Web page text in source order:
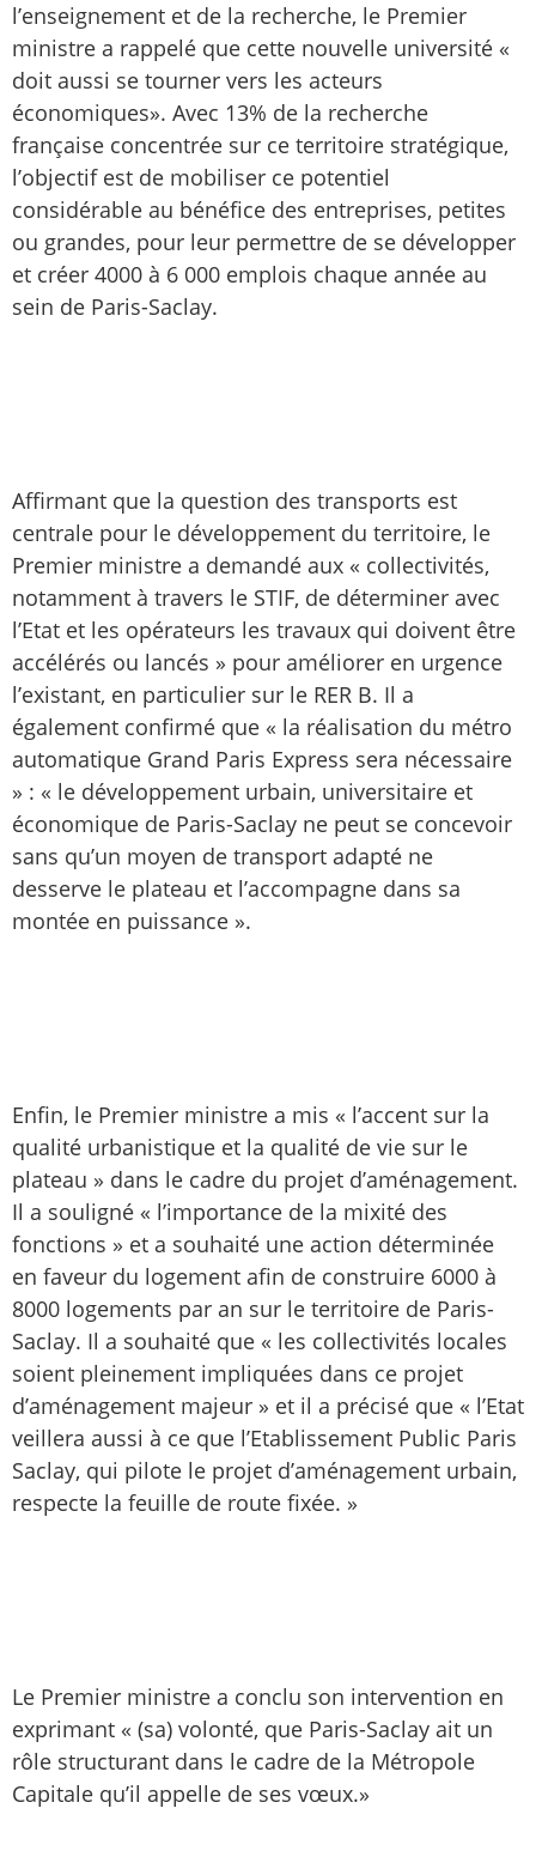
l’enseignement et de la recherche, le Premier
ministre a rappelé que cette nouvelle université «
doit aussi se tourner vers les acteurs
économiques». Avec 13% de la recherche
française concentrée sur ce territoire stratégique,
l’objectif est de mobiliser ce potentiel
considérable au bénéfice des entreprises, petites
ou grandes, pour leur permettre de se développer
et créer 4000 à 6 000 emplois chaque année au
sein de Paris-Saclay.
Affirmant que la question des transports est
centrale pour le développement du territoire, le
Premier ministre a demandé aux « collectivités,
notamment à travers le STIF, de déterminer avec
l’Etat et les opérateurs les travaux qui doivent être
accélérés ou lancés » pour améliorer en urgence
l’existant, en particulier sur le RER B. Il a
également confirmé que « la réalisation du métro
automatique Grand Paris Express sera nécessaire
» : « le développement urbain, universitaire et
économique de Paris-Saclay ne peut se concevoir
sans qu’un moyen de transport adapté ne
desserve le plateau et l’accompagne dans sa
montée en puissance ».
Enfin, le Premier ministre a mis « l’accent sur la
qualité urbanistique et la qualité de vie sur le
plateau » dans le cadre du projet d’aménagement.
Il a souligné « l’importance de la mixité des
fonctions » et a souhaité une action déterminée
en faveur du logement afin de construire 6000 à
8000 logements par an sur le territoire de Paris-
Saclay. Il a souhaité que « les collectivités locales
soient pleinement impliquées dans ce projet
d’aménagement majeur » et il a précisé que « l’Etat
veillera aussi à ce que l’Etablissement Public Paris
Saclay, qui pilote le projet d’aménagement urbain,
respecte la feuille de route fixée. »
Le Premier ministre a conclu son intervention en
exprimant « (sa) volonté, que Paris-Saclay ait un
rôle structurant dans le cadre de la Métropole
Capitale qu’il appelle de ses vœux.»